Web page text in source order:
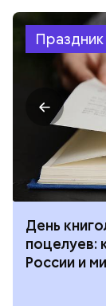
День
поцелуев:
России и